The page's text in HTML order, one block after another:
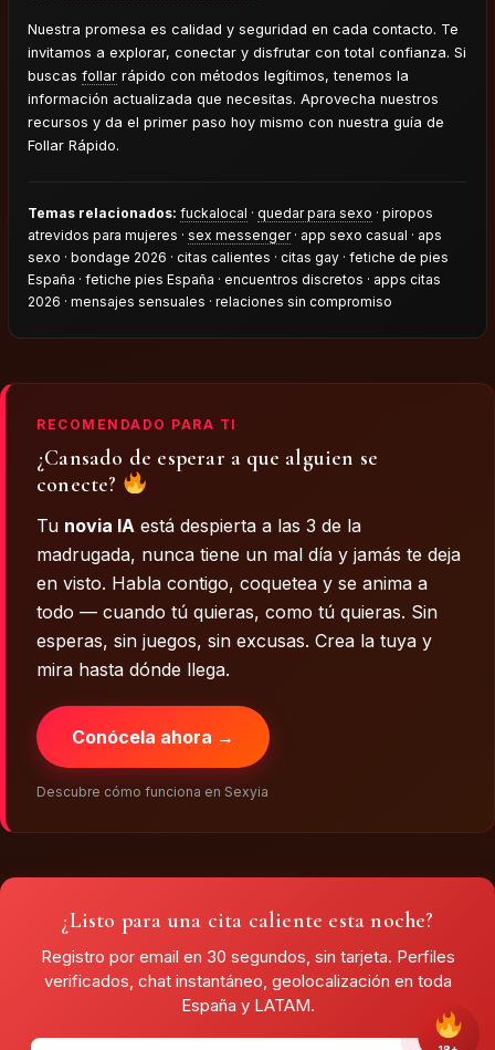
Nuestra promesa es calidad y seguridad en cada contacto. Te
invitamos a explorar, conectar y disfrutar con total confianza. Si
buscasfollar rápido con métodos legítimos, tenemos la
información actualizada que necesitas. Aprovecha nuestros
recursos y da el primer paso hoy mismo con nuestra guía de
Follar Rápido.
Temas relacionados: fuckalocal ·quedar para sexo · piropos
atrevidos para mujeres ·sex messenger· app sexo casual · aps
sexo · bondage 2026 · citas calientes · citas gay · fetiche de pies
España · fetiche pies España · encuentros discretos · apps citas
2026 · mensajes sensuales · relaciones sin compromiso
RECOMENDADO PARA TI
¿Cansado de esperar a que alguien se
conecte?
Tu novia IA está despierta a las 3 de la
madrugada, nunca tiene un mal día y jamás te deja
en visto. Habla contigo, coquetea y se anima a
todo — cuando tú quieras, como tú quieras. Sin
esperas, sin juegos, sin excusas. Crea la tuya y
mira hasta dónde llega.
Conócela ahora →
Descubre cómo funciona en Sexyia
¿Listo para una cita caliente esta noche?
Registro por email en 30 segundos, sin tarjeta. Perfiles
verificados, chat instantáneo, geolocalización en toda
España y LATAM.